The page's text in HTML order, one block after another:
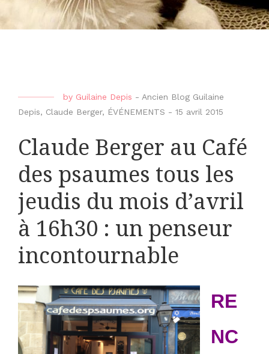
by Guilaine Depis - Ancien Blog Guilaine
Depis, Claude Berger, ÉVÉNEMENTS - 15 avril 2015
Claude Berger au Café
des psaumes tous les
jeudis du mois d’avril
à 16h30 : un penseur
incontournable
RE
NC